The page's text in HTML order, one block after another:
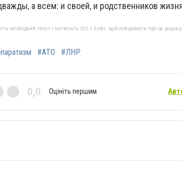
а всем: и своей, и родственников
необхідний текст і натисніть Ctrl + Enter, щоб повідомити про це
#АТО #ЛНР
0,0 Оцініть першим